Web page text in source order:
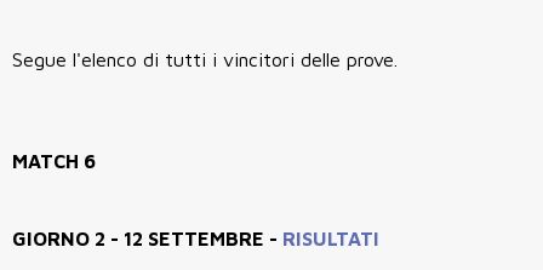
Segue l'elenco di tutti i vincitori delle prove.
MATCH 6
GIORNO 2 - 12 SETTEMBRE - RISULTATI